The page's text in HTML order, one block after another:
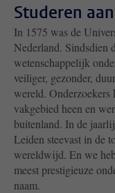
Studeren
In 1575 was de
Nederland. Sindsdien
wetenschappelijk
veiliger, gezonder,
wereld.
vakgebied heen en
buitenland. In de
Leiden steevast in de
wereldwijd. En we
meest prestigieuze
naam.